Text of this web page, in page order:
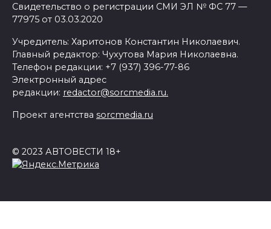
Свидетельство о регистрации СМИ ЭЛ № ФС 77 —
77975 от 03.03.2020
Учредитель: Харитонов Константин Николаевич.
Главный редактор: Чухутова Мария Николаевна.
Телефон редакции: +7 (937) 396-77-86
Электронный адрес
редакции: redactor@sorcmedia.ru.
Проект агентства sorcmedia.ru
© 2023 АВТОВЕСТИ 18+